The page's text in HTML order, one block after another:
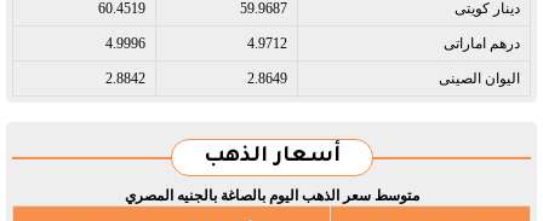
دينار كويتى​ 59.9687
60.4519
درهم اماراتى​ 4.9712
4.9996
اليوان الصينى​ 2.8649
2.8842
أسعار الذهب
متوسط سعر الذهب اليوم بالصاغة بالجنيه المصري